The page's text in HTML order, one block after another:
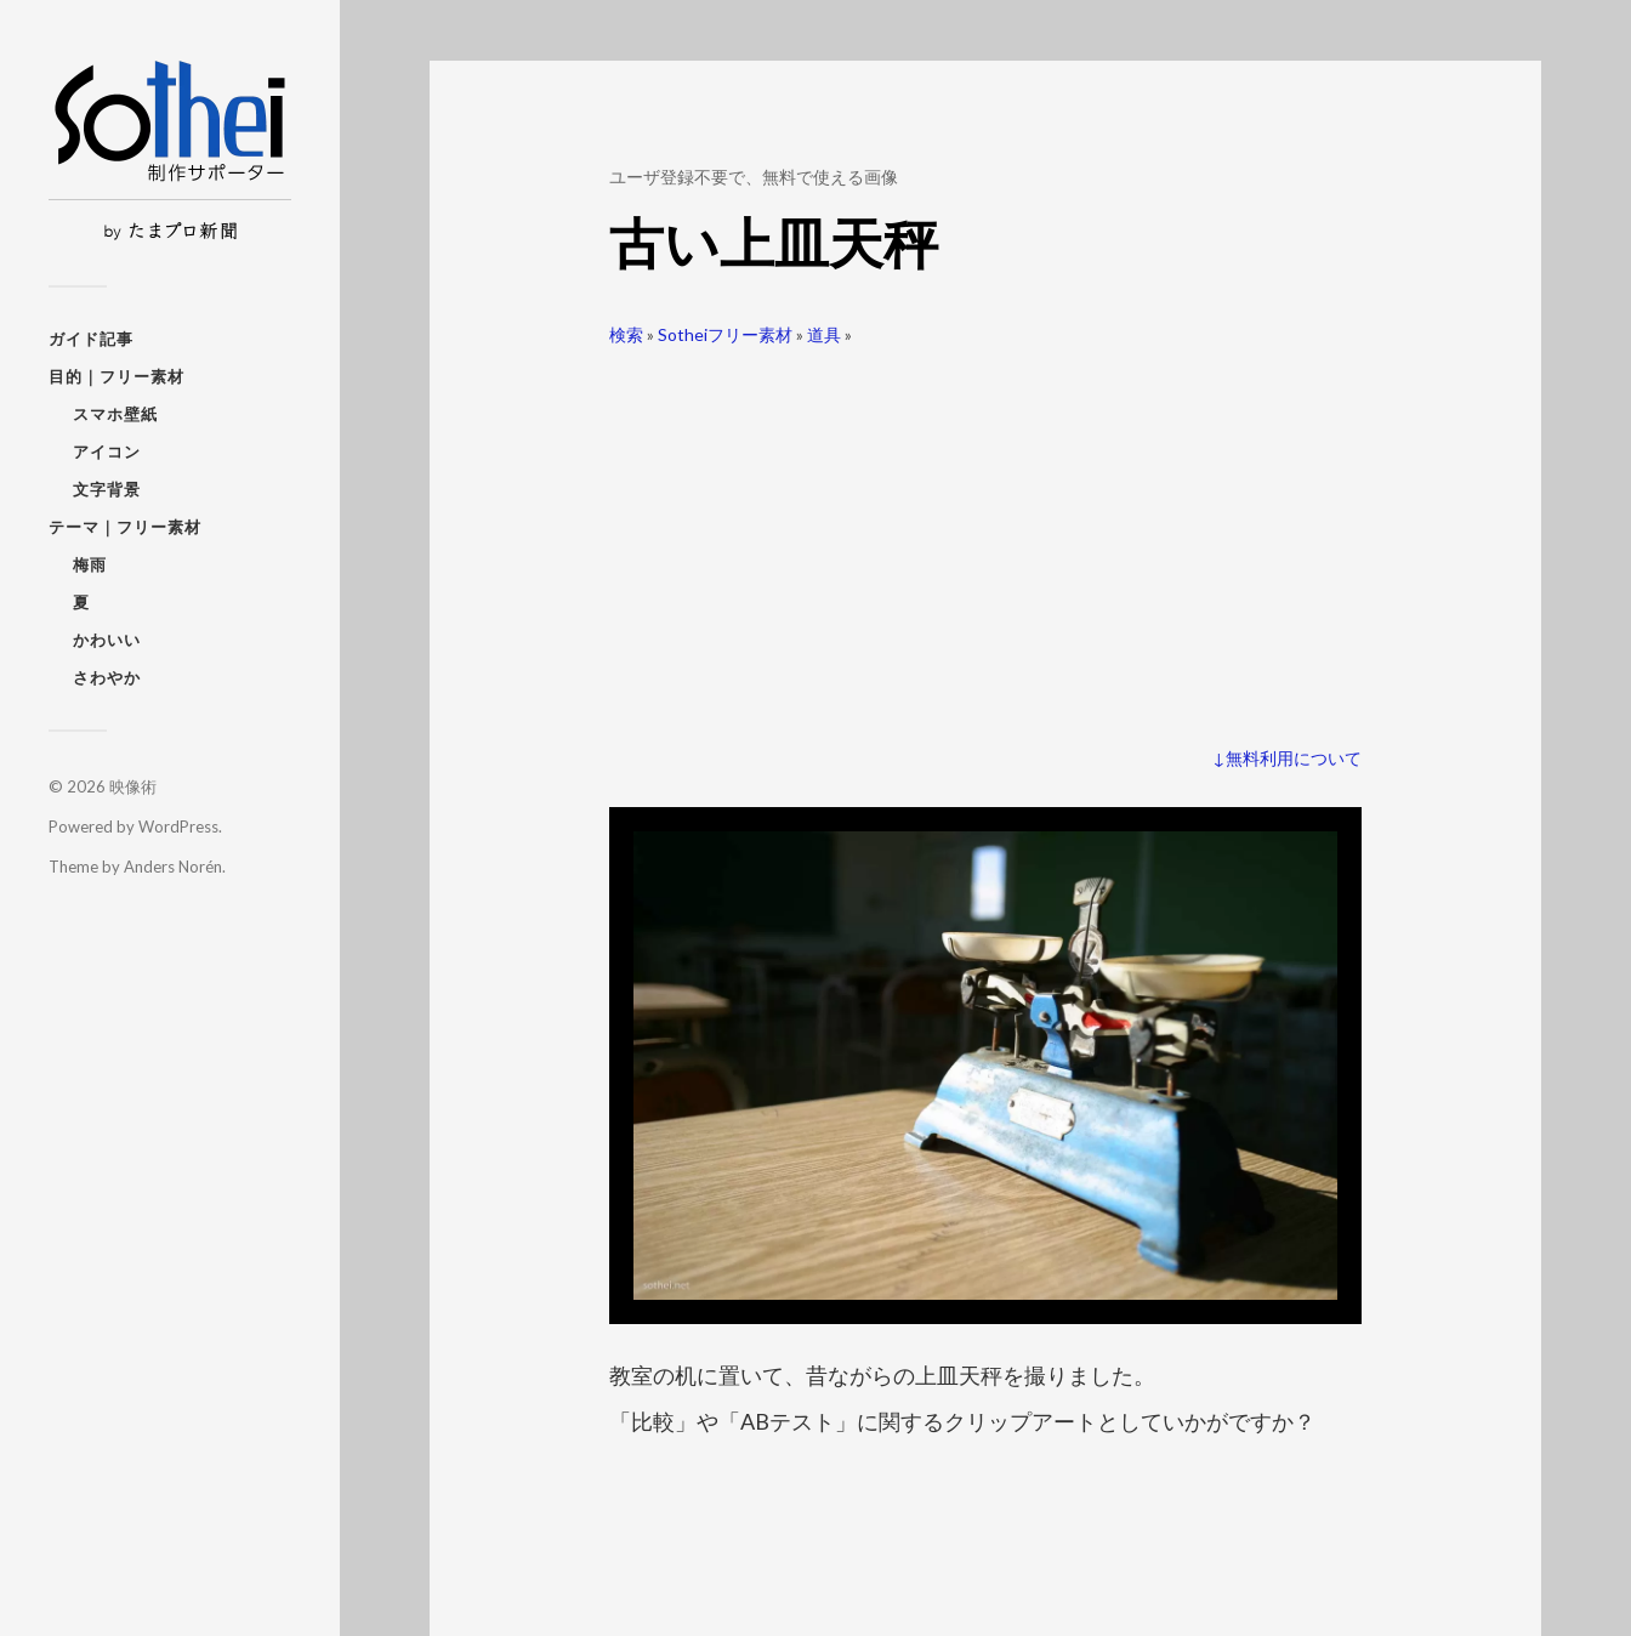
ガイド記事
目的｜フリー素材
スマホ壁紙
アイコン
文字背景
テーマ｜フリー素材
梅雨
夏
かわいい
さわやか
© 2026 映像術
Powered byWordPress.
Theme byAnders Norén.
ユーザ登録不要で、無料で使える画像
古い上皿天秤
検索» Sotheiフリー素材» 道具»
↓無料利用について
教室の机に置いて、昔ながらの上皿天秤を撮りました。
「比較」や「ABテスト」に関するクリップアートとしていかがですか？